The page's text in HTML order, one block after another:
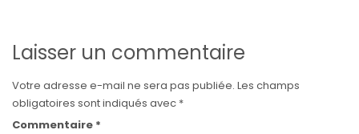
Laisser un commentaire
Votre adresse e-mail ne sera pas publiée. Les champs
obligatoires sont indiqués avec *
Commentaire *